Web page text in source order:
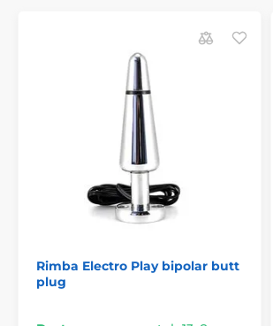
Rimba Electro Play bipolar butt
plug